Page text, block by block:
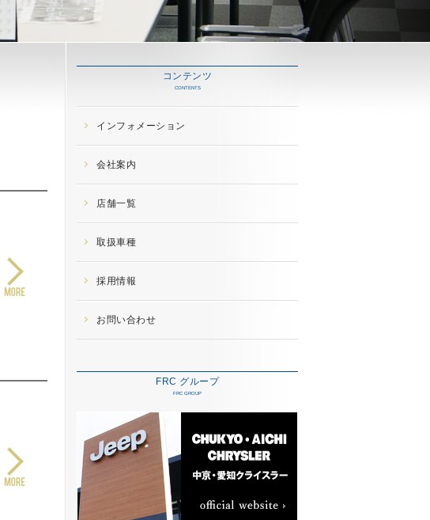
コンテンツ
CONTENTS
インフォメーション
会社案内
店舗一覧
取扱車種
採用情報
お問い合わせ
FRC グループ
FRC GROUP